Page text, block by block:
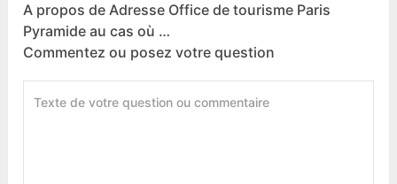
A propos de Adresse Office de tourisme Paris
Pyramide au cas où …
Commentez ou posez votre question